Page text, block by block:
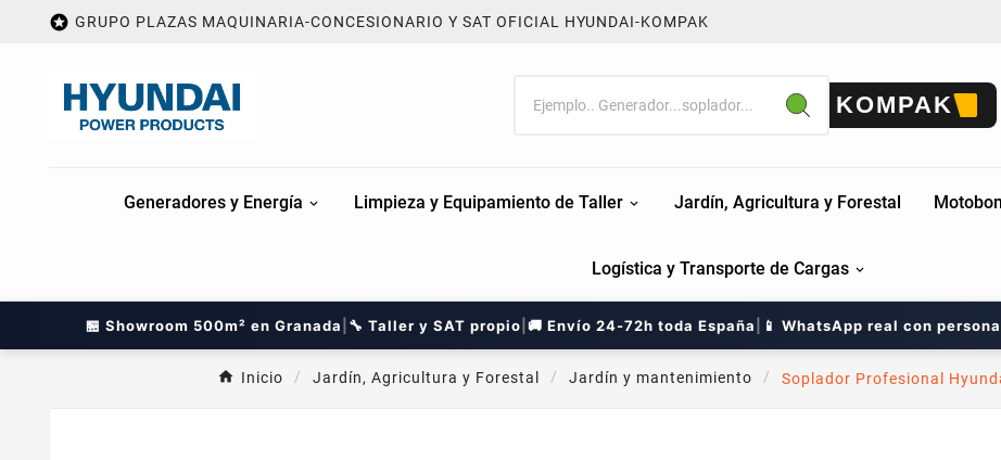
 GRUPO PLAZAS MAQUINARIA-CONCESIONARIO Y SAT OFICIAL HYUNDAI-KOMPAK
KOMPAK
Generadores y Energía Limpieza y Equipamiento de Taller Jardín, Agricultura y Forestal
Logística y Transporte de Cargas
🏪 Showroom 500m² en Granada 🔧 Taller y SAT propio 🚚 Envío 24-72h toda España 📱 WhatsApp real con
Inicio Jardín, Agricultura y Forestal Jardín y mantenimiento Soplador Profesional